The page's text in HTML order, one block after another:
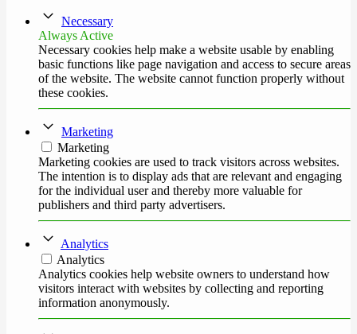
Necessary
Always Active
Necessary cookies help make a website usable by enabling
basic functions like page navigation and access to secure areas
of the website. The website cannot function properly without
these cookies.
Marketing
Marketing
Marketing cookies are used to track visitors across websites.
The intention is to display ads that are relevant and engaging
for the individual user and thereby more valuable for
publishers and third party advertisers.
Analytics
Analytics
Analytics cookies help website owners to understand how
visitors interact with websites by collecting and reporting
information anonymously.